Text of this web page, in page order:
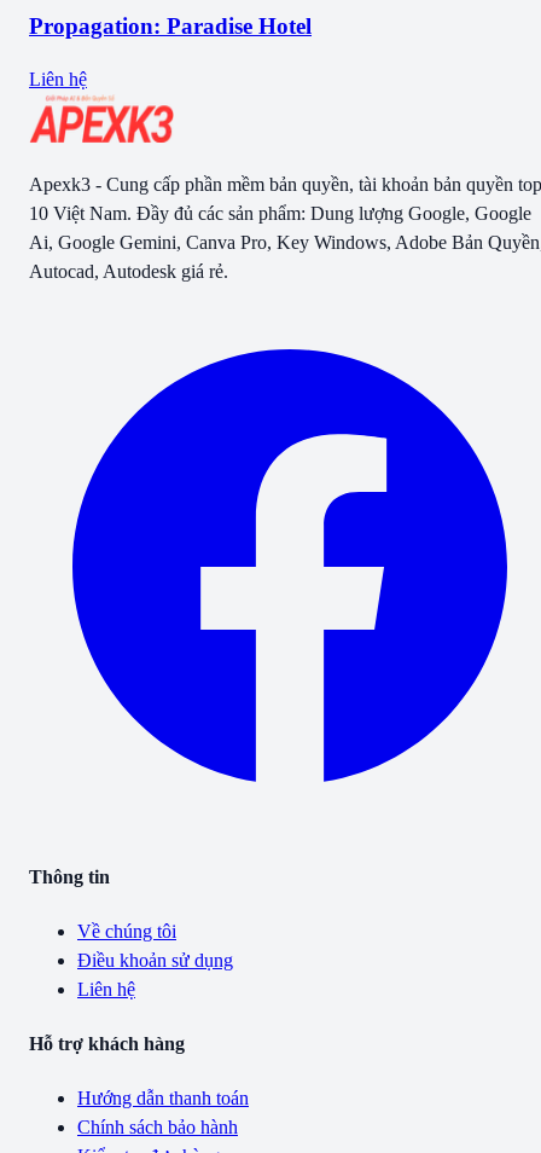
Propagation: Paradise Hotel
Liên hệ
Apexk3 - Cung cấp phần mềm bản quyền, tài khoản bản quyền top
10 Việt Nam. Đầy đủ các sản phẩm: Dung lượng Google, Google
Ai, Google Gemini, Canva Pro, Key Windows, Adobe Bản
Autocad, Autodesk giá rẻ.
Thông tin
Về chúng tôi
Điều khoản sử dụng
Liên hệ
Hỗ trợ khách hàng
Hướng dẫn thanh toán
Chính sách bảo hành